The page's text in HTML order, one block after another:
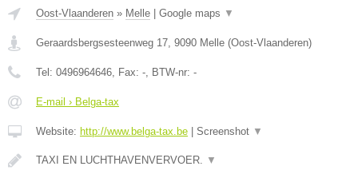
Oost-Vlaanderen » Melle Google maps ▼
Geraardsbergsesteenweg 17 9090 Melle (Oost-Vlaanderen)
Tel: 0496964646 , Fax: - , BTW-nr: -
E-mail › Belga-tax
Website: http://www.belga-tax.be Screenshot ▼
TAXI EN LUCHTHAVENVERVOER. ▼